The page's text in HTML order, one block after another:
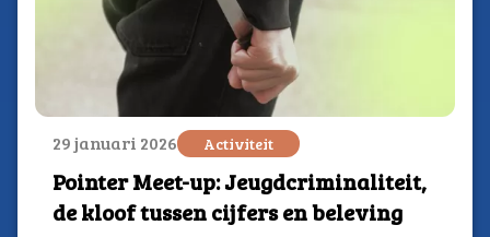
29 januari 2026 Activiteit
Pointer Meet-up: Jeugdcriminaliteit,
de kloof tussen cijfers en beleving